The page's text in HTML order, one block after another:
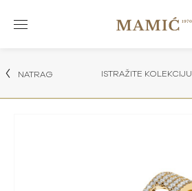
NATRAG ISTRAŽITE KOLEKCIJU